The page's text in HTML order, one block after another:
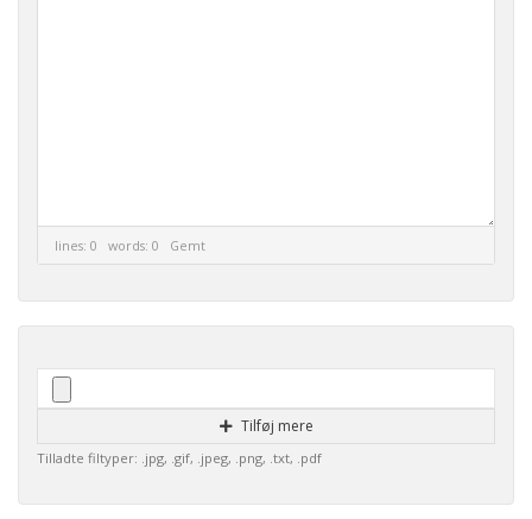
lines: 0 words: 0 Gemt
Tilføj mere
Tilladte filtyper: .jpg, .gif, .jpeg, .png, .txt, .pdf